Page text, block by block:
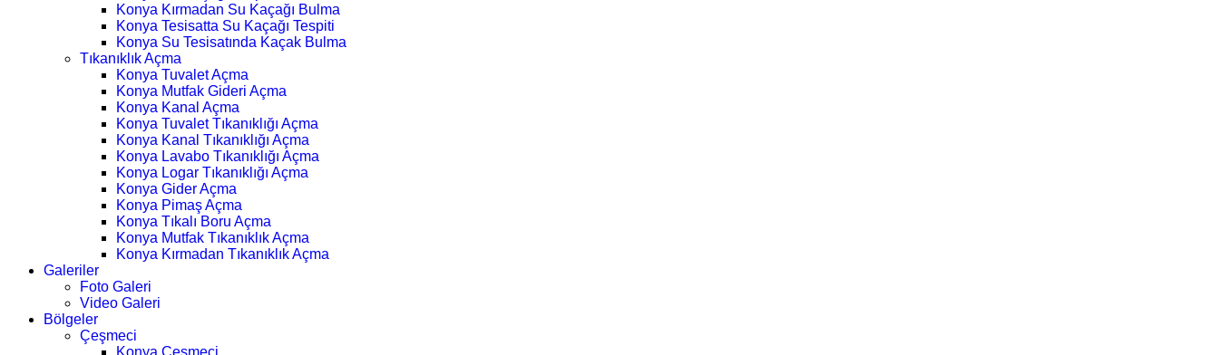
Konya Kırmadan Su Kaçağı Bulma
Konya Tesisatta Su Kaçağı Tespiti
Konya Su Tesisatında Kaçak Bulma
Tıkanıklık Açma
Konya Tuvalet Açma
Konya Mutfak Gideri Açma
Konya Kanal Açma
Konya Tuvalet Tıkanıklığı Açma
Konya Kanal Tıkanıklığı Açma
Konya Lavabo Tıkanıklığı Açma
Konya Logar Tıkanıklığı Açma
Konya Gider Açma
Konya Pimaş Açma
Konya Tıkalı Boru Açma
Konya Mutfak Tıkanıklık Açma
Konya Kırmadan Tıkanıklık Açma
Galeriler
Foto Galeri
Video Galeri
Bölgeler
Çeşmeci